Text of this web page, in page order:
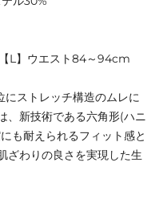
L】ウエスト84～94cm
ストレッチ構造のムレに
、新技術である六角形(ハニ
も耐えられるフィット感と
ざわりの良さを実現した生